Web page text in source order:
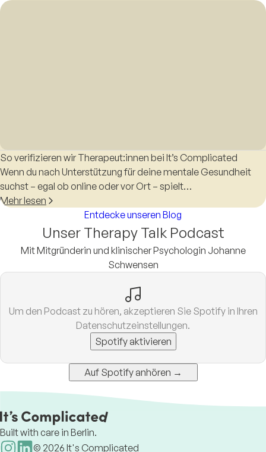
So verifizieren wir Therapeut:innen bei It’s Complicated
Wenn du nach Unterstützung für deine mentale Gesundheit
suchst – egal ob online oder vor Ort – spielt…
Mehr lesen
Entdecke unseren Blog
Unser Therapy Talk Podcast
Mit Mitgründerin und klinischer Psychologin Johanne
Schwensen
Um den Podcast zu hören, akzeptieren Sie Spotify in Ihren
Datenschutzeinstellungen.
Spotify aktivieren
Auf Spotify anhören →
Built with care in Berlin.
© 2026 It's Complicated